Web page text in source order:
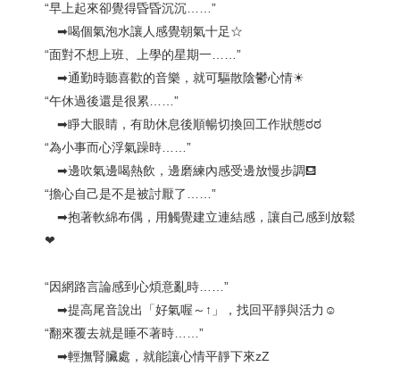
“早上起來卻覺得昏昏沉沉……”
➡︎喝個氣泡水讓人感覺朝氣十足☆
“面對不想上班、上學的星期一……”
➡︎通勤時聽喜歡的音樂，就可驅散陰鬱心情☀
“午休過後還是很累……”
➡︎睜大眼睛，有助休息後順暢切換回工作狀態ಠಠ
“為小事而心浮氣躁時……”
➡︎邊吹氣邊喝熱飲，邊磨練內感受邊放慢步調⛾
“擔心自己是不是被討厭了……”
➡︎抱著軟綿布偶，用觸覺建立連結感，讓自己感到放鬆
❤︎
“因網路言論感到心煩意亂時……”
➡︎提高尾音說出「好氣喔～↑」，找回平靜與活力☺
“翻來覆去就是睡不著時……”
➡︎輕撫腎臟處，就能讓心情平靜下來zZ